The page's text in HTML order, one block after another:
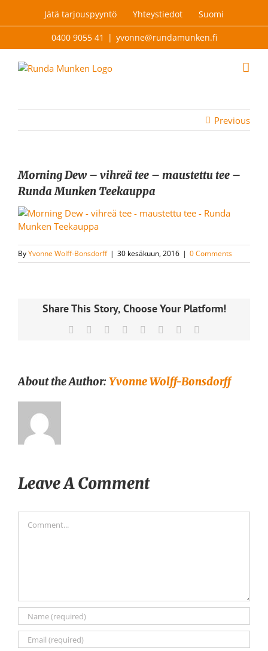
Jätä tarjouspyyntö Yhteystiedot Suomi
0400 9055 41 | yvonne@rundamunken.fi
Previous
Morning Dew – vihreä tee – maustettu tee –
Runda Munken Teekauppa
ByYvonne Wolff-Bonsdorff | 30 kesäkuun, 2016 | 0 Comments
Share This Story, Choose Your Platform!
Facebook Reddit LinkedIn
TumblrPinterest
About the Author:Yvonne Wolff-Bonsdorff
Leave A Comment